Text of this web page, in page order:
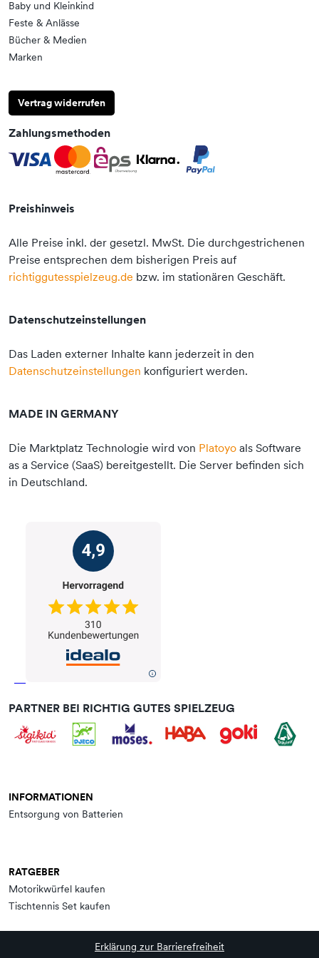
Baby und Kleinkind
Feste & Anlässe
Bücher & Medien
Marken
Vertrag widerrufen
Zahlungsmethoden
Preishinweis
Alle Preise inkl. der gesetzl. MwSt. Die durchgestrichenen
Preise entsprechen dem bisherigen Preis auf
richtiggutesspielzeug.de bzw. im stationären Geschäft.
Datenschutzeinstellungen
Das Laden externer Inhalte kann jederzeit in den
Datenschutzeinstellungen konfiguriert werden.
MADE IN GERMANY
Die Marktplatz Technologie wird von Platoyo als Software
as a Service (SaaS) bereitgestellt. Die Server befinden sich
in Deutschland.
PARTNER BEI RICHTIG GUTES SPIELZEUG
INFORMATIONEN
Entsorgung von Batterien
RATGEBER
Motorikwürfel kaufen
Tischtennis Set kaufen
Erklärung zur Barrierefreiheit